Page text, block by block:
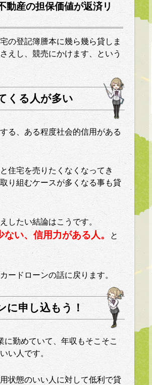
動産の担保価値が返済リ
の登記簿謄本に幾ら幾ら貸しま
えし、競売にかけます、という
くる人が多い
る、ある程度社会的信用がある
住宅を売りたくなくなってき
り組むケースが多くなる事も貸
したい結論はこうです。
い、信用力がある人。
と
ードローンの話に戻ります。
に申し込もう！
勤めていて、年収もそこそこ
い人です。
状態のいい人に対して低利で貸